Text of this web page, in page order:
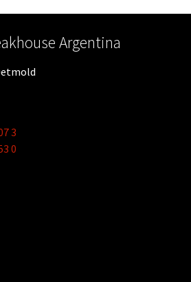
Argentina
3
0